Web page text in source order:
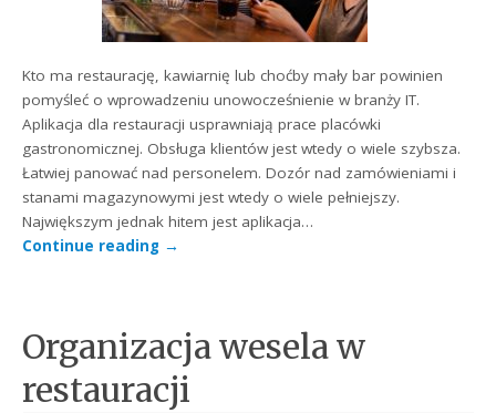
Kto ma restaurację, kawiarnię lub choćby mały bar powinien
pomyśleć o wprowadzeniu unowocześnienie w branży IT.
Aplikacja dla restauracji usprawniają prace placówki
gastronomicznej. Obsługa klientów jest wtedy o wiele szybsza.
Łatwiej panować nad personelem. Dozór nad zamówieniami i
stanami magazynowymi jest wtedy o wiele pełniejszy.
Największym jednak hitem jest aplikacja…
Continue reading →
Organizacja wesela w
restauracji